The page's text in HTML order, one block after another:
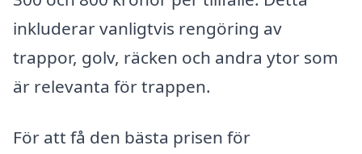
inkluderar vanligtvis rengöring av
trappor, golv, räcken och andra ytor som
är relevanta för trappen.
För att få den bästa prisen för